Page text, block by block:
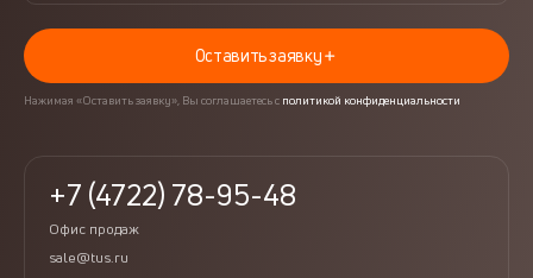
Оставить заявку
Нажимая «Оставить заявку», Вы соглашаетесь с политикой конфиденциальности
+7 (4722) 78-95-48
Офис продаж
sale@tus.ru